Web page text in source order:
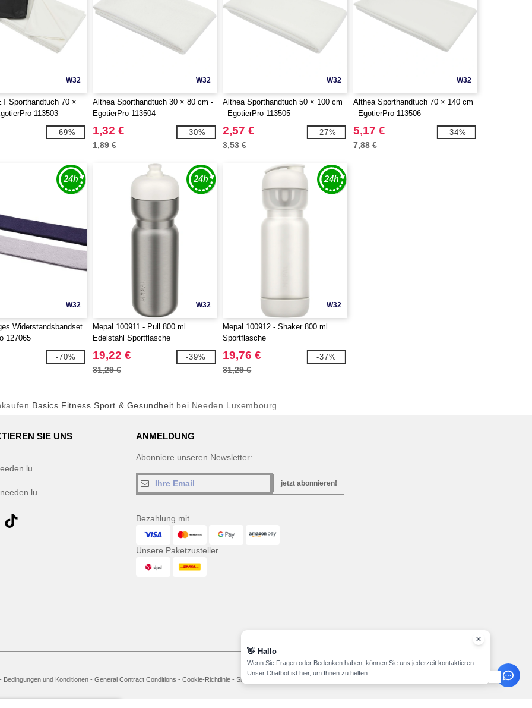
W32
Sporthandtuch 70 ×
113503
-69%
W32
Althea Sporthandtuch 30 × 80 cm -
EgotierPro 113504
1,32 €
1,89 €
-30%
W32
Althea Sporthandtuch 50 × 100 cm
- EgotierPro 113505
2,57 €
3,53 €
-27%
W32
Althea Sporthandtuch 70 × 140 cm
- EgotierPro 113506
5,17 €
7,88 €
-34%
W32
Widerstandsbandset
127065
-70%
W32
Mepal 100911 - Pull 800 ml
Edelstahl Sportflasche
19,22 €
31,29 €
-39%
W32
Mepal 100912 - Shaker 800 ml
Sportflasche
19,76 €
31,29 €
-37%
Basics Fitness Sport & Gesundheit bei Needen Luxembourg
SIE UNS ANMELDUNG
Abonniere unseren Newsletter:
jetzt abonnieren!
Bezahlung mit
Unsere Paketzusteller
- Bedingungen und Konditionen - General Contract Conditions - Cookie-Richtlinie - Site Map
👋 Hallo
Wenn Sie Fragen oder Bedenken haben, können Sie uns jederzeit kontaktieren.
Unser Chatbot ist hier, um Ihnen zu helfen.